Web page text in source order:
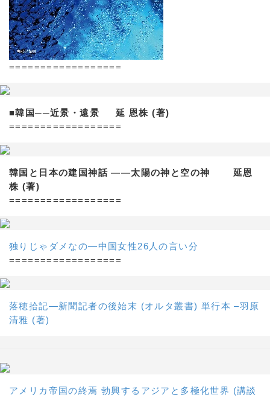
==================
■韓国──近景・遠景 延 恩株 (著)
==================
韓国と日本の建国神話 ——太陽の神と空の神 延恩
株 (著)
==================
独りじゃダメなの―中国女性26人の言い分
==================
落穂拾記―新聞記者の後始末 (オルタ叢書) 単行本 –羽原
清雅 (著)
アメリカ帝国の終焉 勃興するアジアと多極化世界 (講談